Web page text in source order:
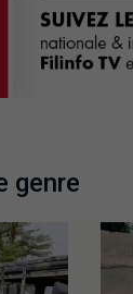
genre